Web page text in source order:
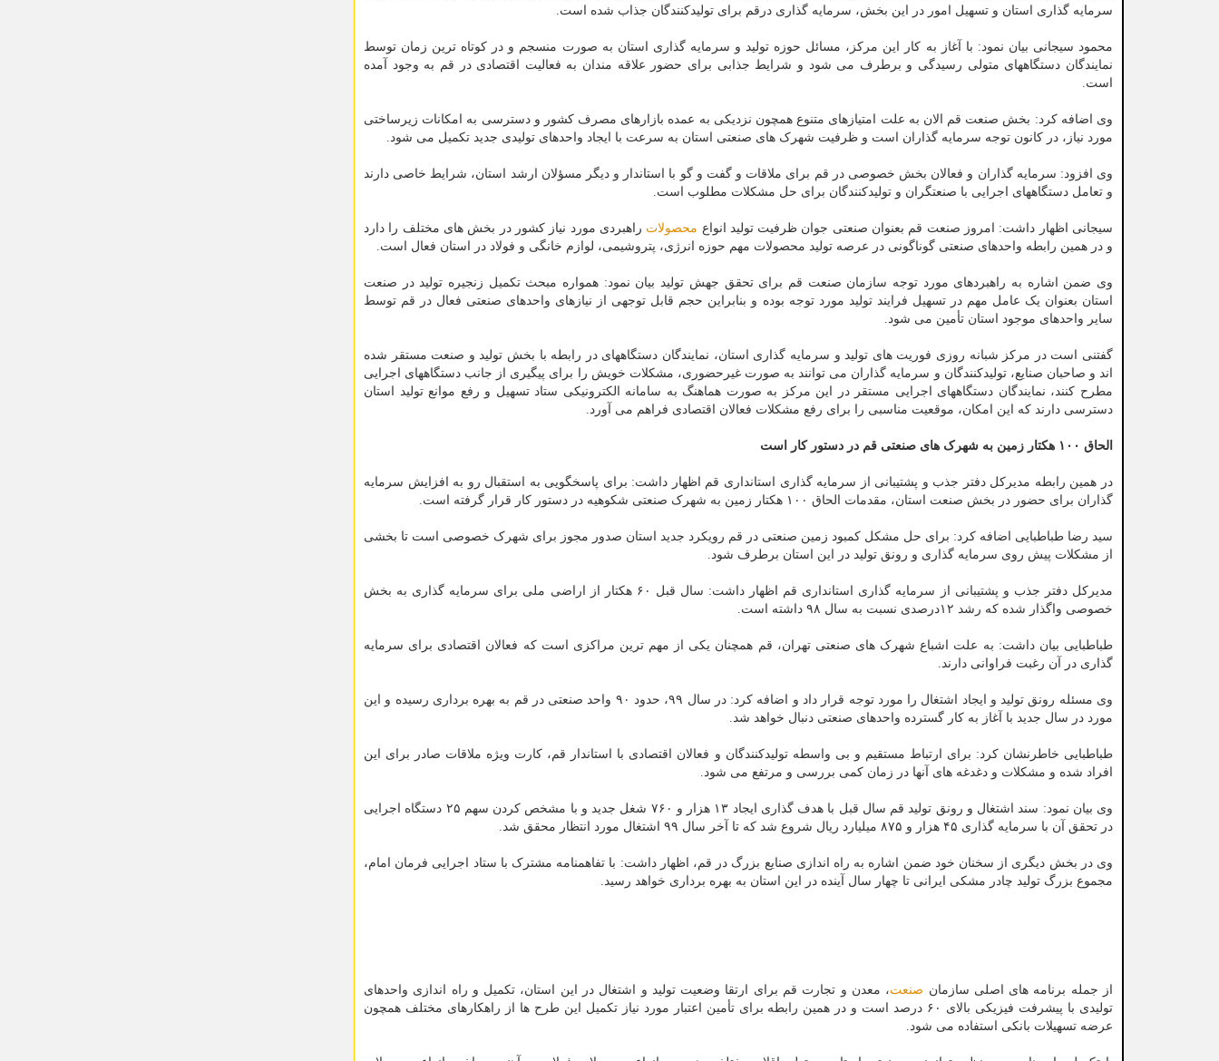
سرمایه گذاری استان و تسهیل امور در این بخش، سرمایه گذاری درقم برای تولیدکنندگان جذاب شده است.
محمود سیجانی بیان نمود: با آغاز به کار این مرکز، مسائل حوزه تولید و سرمایه گذاری استان به صورت منسجم و در کوتاه ترین زمان توسط
نمایندگان دستگاههای متولی رسیدگی و برطرف می شود و شرایط جذابی برای حضور علاقه مندان به فعالیت اقتصادی در قم به وجود آمده
است.
وی اضافه کرد: بخش صنعت قم الان به علت امتیازهای متنوع همچون نزدیکی به عمده بازارهای مصرف کشور و دسترسی به امکانات زیرساختی
مورد نیاز، در کانون توجه سرمایه گذاران است و ظرفیت شهرک های صنعتی استان به سرعت با ایجاد واحدهای تولیدی جدید تکمیل می شود.
وی افزود: سرمایه گذاران و فعالان بخش خصوصی در قم برای ملاقات و گفت و گو با استاندار و دیگر مسؤلان ارشد استان، شرایط خاصی دارند
و تعامل دستگاههای اجرایی با صنعتگران و تولیدکنندگان برای حل مشکلات مطلوب است.
سیجانی اظهار داشت: امروز صنعت قم بعنوان صنعتی جوان ظرفیت تولید انواع محصولات راهبردی مورد نیاز کشور در بخش های مختلف را دارد
و در همین رابطه واحدهای صنعتی گوناگونی در عرصه تولید محصولات مهم حوزه انرژی، پتروشیمی، لوازم خانگی و فولاد در استان فعال است.
وی ضمن اشاره به راهبردهای مورد توجه سازمان صنعت قم برای تحقق جهش تولید بیان نمود: همواره مبحث تکمیل زنجیره تولید در صنعت
استان بعنوان یک عامل مهم در تسهیل فرایند تولید مورد توجه بوده و بنابراین حجم قابل توجهی از نیازهای واحدهای صنعتی فعال در قم توسط
سایر واحدهای موجود استان تأمین می شود.
گفتنی است در مرکز شبانه روزی فوریت های تولید و سرمایه گذاری استان، نمایندگان دستگاههای در رابطه با بخش تولید و صنعت مستقر شده
اند و صاحبان صنایع، تولیدکنندگان و سرمایه گذاران می توانند به صورت غیرحضوری، مشکلات خویش را برای پیگیری از جانب دستگاههای اجرایی
مطرح کنند، نمایندگان دستگاههای اجرایی مستقر در این مرکز به صورت هماهنگ به سامانه الکترونیکی ستاد تسهیل و رفع موانع تولید استان
دسترسی دارند که این امکان، موقعیت مناسبی را برای رفع مشکلات فعالان اقتصادی فراهم می آورد.
الحاق ۱۰۰ هکتار زمین به شهرک های صنعتی قم در دستور کار است
در همین رابطه مدیرکل دفتر جذب و پشتیبانی از سرمایه گذاری استانداری قم اظهار داشت: برای پاسخگویی به استقبال رو به افزایش سرمایه
گذاران برای حضور در بخش صنعت استان، مقدمات الحاق ۱۰۰ هکتار زمین به شهرک صنعتی شکوهیه در دستور کار قرار گرفته است.
سید رضا طباطبایی اضافه کرد: برای حل مشکل کمبود زمین صنعتی در قم رویکرد جدید استان صدور مجوز برای شهرک خصوصی است تا بخشی
از مشکلات پیش روی سرمایه گذاری و رونق تولید در این استان برطرف شود.
مدیرکل دفتر جذب و پشتیبانی از سرمایه گذاری استانداری قم اظهار داشت: سال قبل ۶۰ هکتار از اراضی ملی برای سرمایه گذاری به بخش
خصوصی واگذار شده که رشد ۱۲درصدی نسبت به سال ۹۸ داشته است.
طباطبایی بیان داشت: به علت اشباع شهرک های صنعتی تهران، قم همچنان یکی از مهم ترین مراکزی است که فعالان اقتصادی برای سرمایه
گذاری در آن رغبت فراوانی دارند.
وی مسئله رونق تولید و ایجاد اشتغال را مورد توجه قرار داد و اضافه کرد: در سال ۹۹، حدود ۹۰ واحد صنعتی در قم به بهره برداری رسیده و این
مورد در سال جدید با آغاز به کار گسترده واحدهای صنعتی دنبال خواهد شد.
طباطبایی خاطرنشان کرد: برای ارتباط مستقیم و بی واسطه تولیدکنندگان و فعالان اقتصادی با استاندار قم، کارت ویژه ملاقات صادر برای این
افراد شده و مشکلات و دغدغه های آنها در زمان کمی بررسی و مرتفع می شود.
وی بیان نمود: سند اشتغال و رونق تولید قم سال قبل با هدف گذاری ایجاد ۱۳ هزار و ۷۶۰ شغل جدید و با مشخص کردن سهم ۲۵ دستگاه اجرایی
در تحقق آن با سرمایه گذاری ۴۵ هزار و ۸۷۵ میلیارد ریال شروع شد که تا آخر سال ۹۹ اشتغال مورد انتظار محقق شد.
وی در بخش دیگری از سخنان خود ضمن اشاره به راه اندازی صنایع بزرگ در قم، اظهار داشت: با تفاهمنامه مشترک با ستاد اجرایی فرمان امام،
مجموع بزرگ تولید چادر مشکی ایرانی تا چهار سال آینده در این استان به بهره برداری خواهد رسید.
از جمله برنامه های اصلی سازمان صنعت، معدن و تجارت قم برای ارتقا وضعیت تولید و اشتغال در این استان، تکمیل و راه اندازی واحدهای
تولیدی با پیشرفت فیزیکی بالای ۶۰ درصد است و در همین رابطه برای تأمین اعتبار مورد نیاز تکمیل این طرح ها از راهکارهای مختلف همچون
عرضه تسهیلات بانکی استفاده می شود.